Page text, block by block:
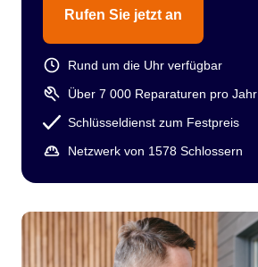
Rufen Sie jetzt an
Rund um die Uhr verfügbar
Über 7 000 Reparaturen pro Jahr
Schlüsseldienst zum Festpreis
Netzwerk von 1578 Schlossern